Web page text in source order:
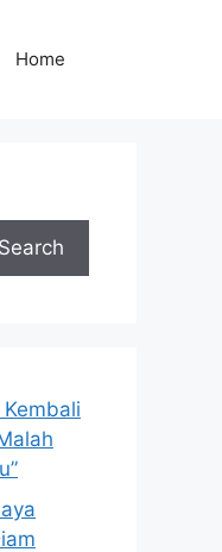
Home
Search